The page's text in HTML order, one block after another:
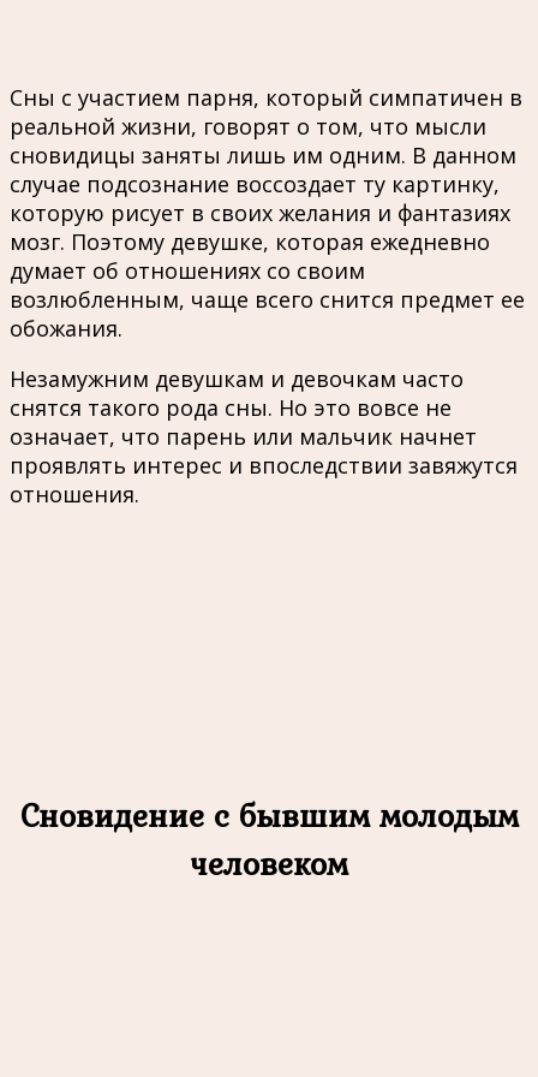
Сны с участием парня, который симпатичен в
реальной жизни, говорят о том, что мысли
сновидицы заняты лишь им одним. В данном
случае подсознание воссоздает ту картинку,
которую рисует в своих желания и фантазиях
мозг. Поэтому девушке, которая ежедневно
думает об отношениях со своим
возлюбленным, чаще всего снится предмет ее
обожания.
Незамужним девушкам и девочкам часто
снятся такого рода сны. Но это вовсе не
означает, что парень или мальчик начнет
проявлять интерес и впоследствии завяжутся
отношения.
Сновидение с бывшим молодым
человеком